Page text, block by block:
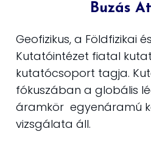
Buzás
Geofizikus, a Földfizikai
Kutatóintézet fiatal
kutatócsoport tagja.
fókuszában a globális
áramkör egyenáramú
vizsgálata áll.